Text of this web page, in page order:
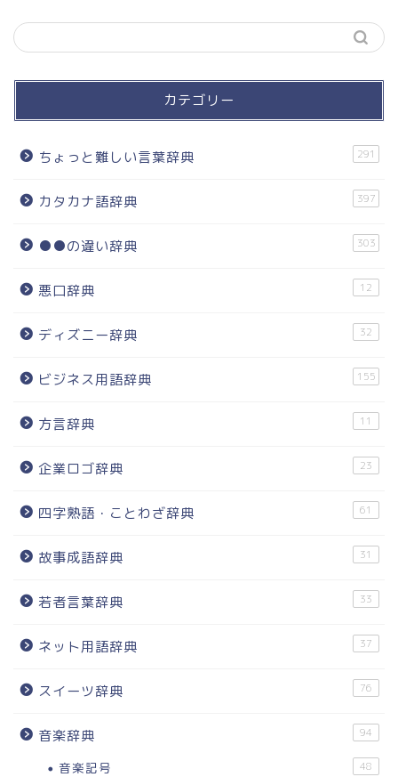
カテゴリー
ちょっと難しい言葉辞典 291
カタカナ語辞典 397
●●の違い辞典 303
悪口辞典 12
ディズニー辞典 32
ビジネス用語辞典 155
方言辞典 11
企業ロゴ辞典 23
四字熟語・ことわざ辞典 61
故事成語辞典 31
若者言葉辞典 33
ネット用語辞典 37
スイーツ辞典 76
音楽辞典 94
音楽記号 48